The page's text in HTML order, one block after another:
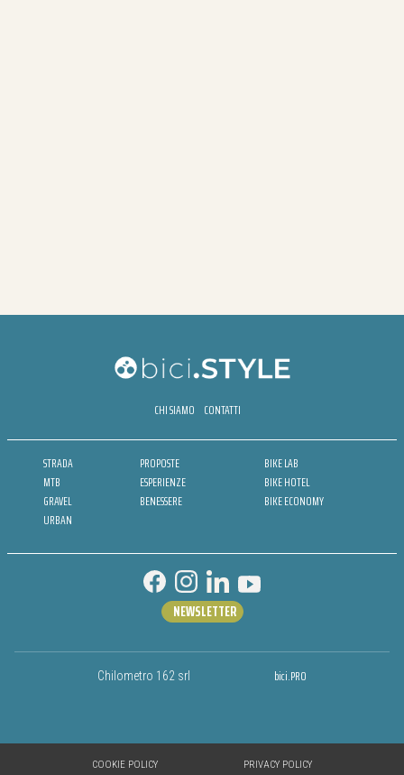
CHI SIAMO CONTATTI
STRADA
MTB
GRAVEL
URBAN
PROPOSTE
ESPERIENZE
BENESSERE
BIKE LAB
BIKE HOTEL
BIKE ECONOMY
Chilometro 162 srl bici.PRO
NEWSLETTER
COOKIE POLICY PRIVACY POLICY